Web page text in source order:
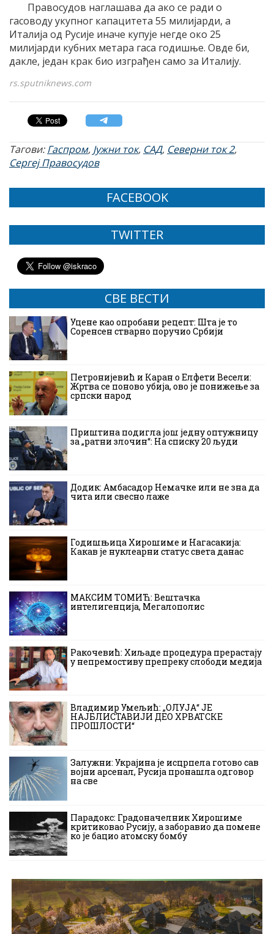
Правосудов наглашава да ако се ради о
гасоводу укупног капацитета 55 милијарди, а
Италија од Русије иначе купује негде око 25
милијарди кубних метара гаса годишње. Овде би,
дакле, један крак био изграђен само за Италију.
rs.sputniknews.com
Тагови:Гаспром, Јужни ток, САД, Северни ток 2,
Сергеј Правосудов
FACEBOOK
TWITTER
СВЕ ВЕСТИ
Уцене као опробани рецепт: Шта је то
Соренсен стварно поручио Србији
Петронијевић и Каран о Елфети Весели:
Жртва се поново убија, ово је понижење за
српски народ
Приштина подигла још једну оптужницу
за „ратни злочин“: На списку 20 људи
Додик: Амбасадор Немачке или не зна да
чита или свесно лаже
Годишњица Хирошиме и Нагасакија:
Какав је нуклеарни статус света данас
МАКСИМ ТОМИЋ: Вештачка
интелигенција, Мегалополис
Ракочевић: Хиљаде процедура прерастају
у непремостиву препреку слободи медија
Владимир Умељић: „ОЛУЈА“ ЈЕ
НАЈБЛИСТАВИЈИ ДЕО ХРВАТСКЕ
ПРОШЛОСТИ“
Залужни: Украјина је исцрпела готово сав
војни арсенал, Русија пронашла одговор
на све
Парадокс: Градоначелник Хирошиме
критиковао Русију, а заборавио да помене
ко је бацио атомску бомбу